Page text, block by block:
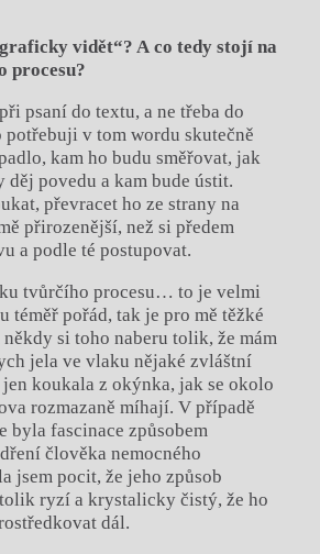
vidět“? A co tedy stojí na
procesu?
psaní do textu, a ne třeba do
potřebuji v tom wordu skutečně
kam ho budu směřovat, jak
děj povedu a kam bude ústit.
převracet ho ze strany na
přirozenější, než si předem
a podle té postupovat.
tvůrčího procesu… to je velmi
téměř pořád, tak je pro mě těžké
si toho naberu tolik, že mám
jela ve vlaku nějaké zvláštní
koukala z okýnka, jak se okolo
rozmazaně míhají. V případě
byla fascinace způsobem
člověka nemocného
jsem pocit, že jeho způsob
ryzí a krystalicky čistý, že ho
dál.